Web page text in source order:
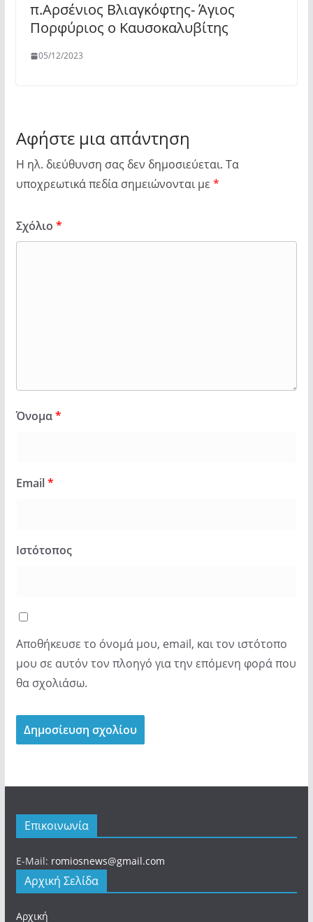
π.Αρσένιος Βλιαγκόφτης- Άγιος
Πορφύριος ο Καυσοκαλυβίτης
05/12/2023
Αφήστε μια απάντηση
Η ηλ. διεύθυνση σας δεν δημοσιεύεται. Τα
υποχρεωτικά πεδία σημειώνονται με *
Σχόλιο *
Όνομα*
Email*
Ιστότοπος
Αποθήκευσε το όνομά μου, email, και τον ιστότοπο
μου σε αυτόν τον πλοηγό για την επόμενη φορά που
θα σχολιάσω.
Επικοινωνία
E-Mail: romiosnews@gmail.com
Αρχική Σελίδα
Αρχική